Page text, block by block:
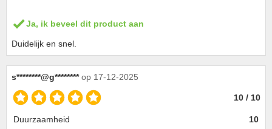
Ja, ik beveel dit product aan
Duidelijk en snel.
s********@g******** op 17-12-2025
10 / 10
Duurzaamheid
10